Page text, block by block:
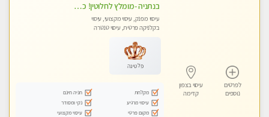
לפרטים
נוספים
עיסוי בצפון
קדימה
בנתניה -מומלץ לחלוטין! כל סוגי העיסויים מעסה מקצועית ואיכותית פרטי!!!
עיסוי מפנק, עיסוי מקצועי, עיסוי
בקלניקה פרטית, עיסוי טנטרה
פלטינה
מקלחת
חניה חינם
עיסוי מרגיע
נקי ומסודר
מקום פרטי
עיסוי מקצועי